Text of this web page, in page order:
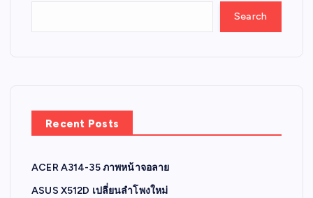
Search
Recent Posts
ACER A314-35 ภาพหน้าจอลาย
ASUS X512D เปลี่ยนลำโพงใหม่